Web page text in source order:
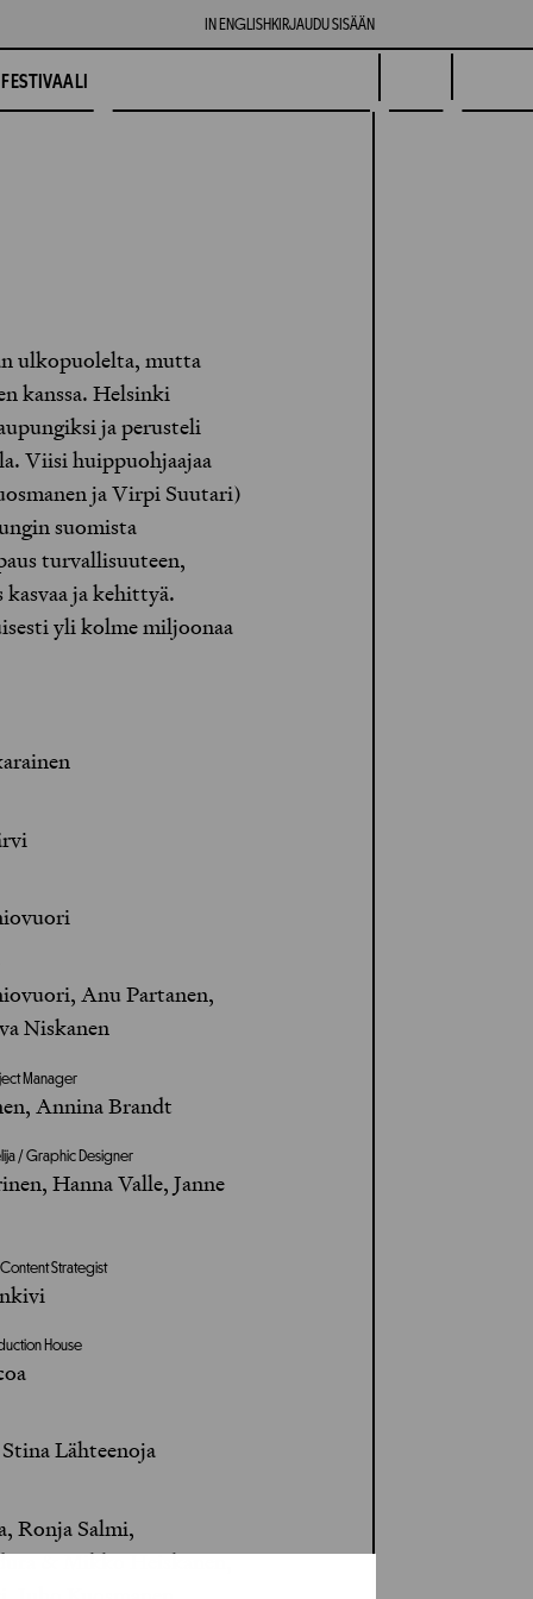
IN ENGLISH KIRJAUDU SISÄÄN
FESTIVAALI
ulkopuolelta, mutta
kanssa. Helsinki
ja perusteli
Viisi huippuohjaajaa
ja Virpi Suutari)
suomista
turvallisuuteen,
kasvaa ja kehittyä.
yli kolme miljoonaa
Anu Partanen,
Niskanen
Manager
Annina Brandt
/ Graphic Designer
Hanna Valle, Janne
Strategist
House
Lähteenoja
Ronja Salmi,
& Mikko Heiskanen,